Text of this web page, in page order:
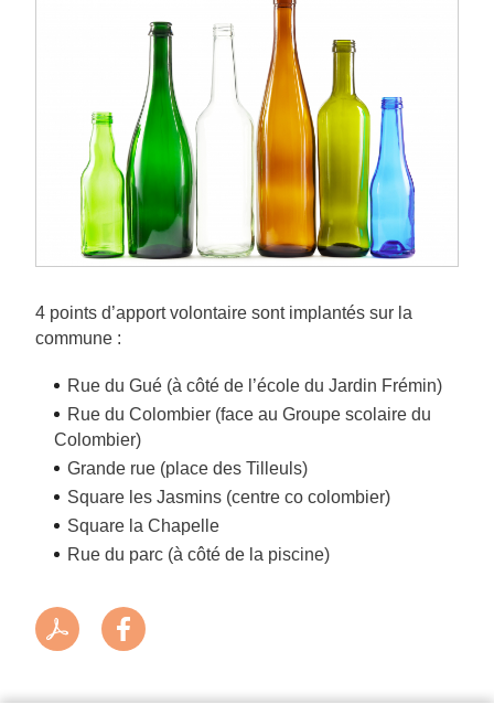
4 points d’apport volontaire sont implantés sur la
commune :
Rue du Gué (à côté de l’école du Jardin Frémin)
Rue du Colombier (face au Groupe scolaire du
Colombier)
Grande rue (place des Tilleuls)
Square les Jasmins (centre co colombier)
Square la Chapelle
Rue du parc (à côté de la piscine)